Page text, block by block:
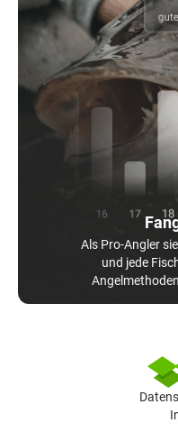
Als Pro-Angler
und jede